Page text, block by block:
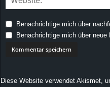
Benachrichtige mich über
Benachrichtige mich über neue
Diese Website verwendet Akismet,